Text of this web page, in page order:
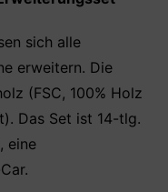
sich alle
erweitern. Die
(FSC, 100% Holz
Das Set ist 14-tlg.
eine